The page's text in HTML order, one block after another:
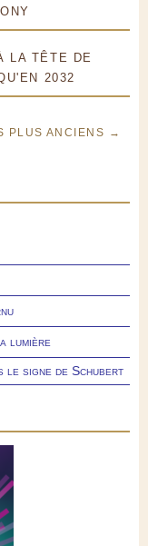
LA TÊTE DE
2032
PLUS ANCIENS →
lumière
le signe de Schubert